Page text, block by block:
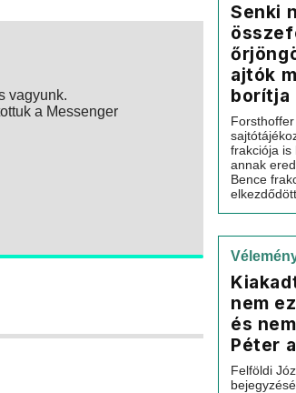
vagyunk.
a Messenger
Senki
ajtók
borítja
frakciója is
annak
Bence
elkezdődött.
nem
és
Péter
Felföldi